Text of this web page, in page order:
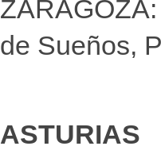
de Sueños,
ASTURIAS